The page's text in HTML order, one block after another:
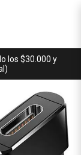
los $30.000 y